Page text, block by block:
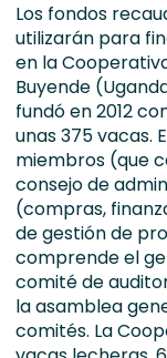
Los fondos
utilizarán para
en la
Buyende
fundó en 2012
unas 375 vacas.
miembros (que
consejo de
(compras,
de gestión de
comprende el
comité de
la asamblea
comités. La